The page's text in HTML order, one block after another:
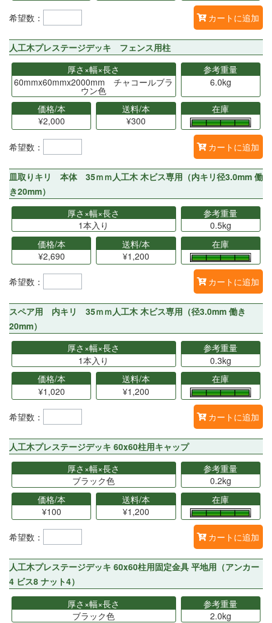
希望数： カートに追加
人工木プレステージデッキ フェンス用柱
厚さ×幅×長さ
60mmx60mmx2000mm チャコールブラ
ウン色
参考重量
6.0kg
価格/本
¥2,000
送料/本
¥300
在庫
希望数： カートに追加
皿取りキリ 本体 35ｍｍ人工木 木ビス専用（内キリ径3.0mm 働
き20mm）
厚さ×幅×長さ
1本入り
参考重量
0.5kg
価格/本
¥2,690
送料/本
¥1,200
在庫
希望数： カートに追加
スペア用 内キリ 35ｍｍ人工木 木ビス専用（径3.0mm 働き
20mm）
厚さ×幅×長さ
1本入り
参考重量
0.3kg
価格/本
¥1,020
送料/本
¥1,200
在庫
希望数： カートに追加
人工木プレステージデッキ 60x60柱用キャップ
厚さ×幅×長さ
ブラック色
参考重量
0.2kg
価格/本
¥100
送料/本
¥1,200
在庫
希望数： カートに追加
人工木プレステージデッキ 60x60柱用固定金具 平地用（アンカー
4 ビス8 ナット4）
厚さ×幅×長さ
ブラック色
参考重量
2.0kg